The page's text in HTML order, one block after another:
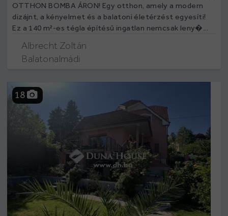
OTTHON BOMBA ÁRON! Egy otthon, amely a modern
dizájnt, a kényelmet és a balatoni életérzést egyesíti!
Ez a 140 m²-es tégla építésű ingatlan nemcsak leny�...
Albrecht Zoltán
Balatonalmádi
18